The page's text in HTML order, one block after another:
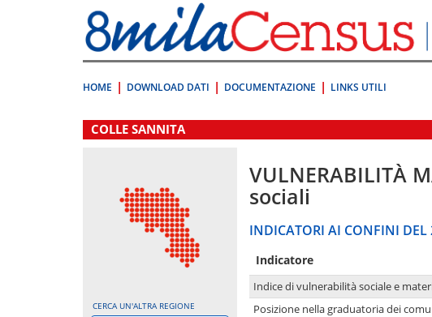
direttamente
a:
Contenuto
HOME DOWNLOAD DATI DOCUMENTAZIONE LINKS UTILI
.
COLLE SANNITA
CERCA UN'ALTRA REGIONE
VULNERABILITÀ
sociali
INDICATORI AI CONFINI DEL
Indicatore
Indice di vulnerabilità sociale e
Posizione nella graduatoria dei